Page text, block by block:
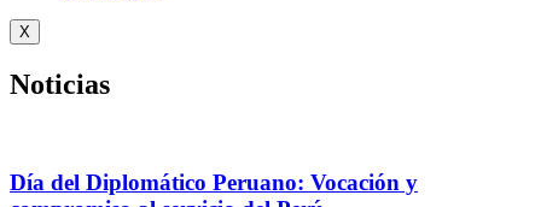
X
Noticias
Día del Diplomático Peruano: Vocación y